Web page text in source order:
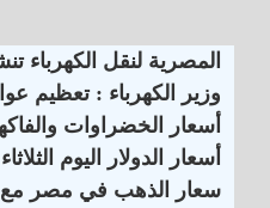
المصرية لنقل الكهرباء
وزير الكهرباء : تعظيم
أسعار الخضراوات والفاكهة
أسعار الدولار اليوم الثلاثاء 4 أغسطس 2026
سعار الذهب في مصر مع